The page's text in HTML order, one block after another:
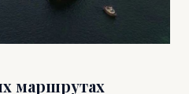
маршрутах